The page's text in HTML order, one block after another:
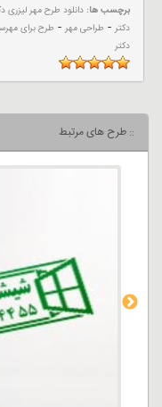
برچسب ها: دانلود طرح مهر لیزری
دکتر- طراحی مهر- طرح برای
دکتر
:: طرح های مرتبط